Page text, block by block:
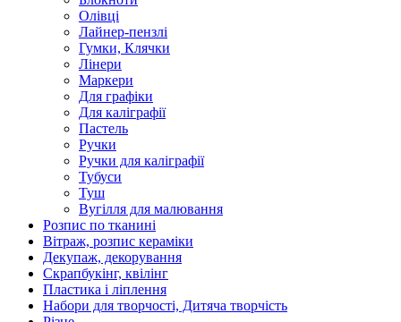
Олівці
Лайнер-пензлі
Гумки, Клячки
Лінери
Маркери
Для графіки
Для каліграфії
Пастель
Ручки
Ручки для каліграфії
Тубуси
Туш
Вугілля для малювання
Розпис по тканині
Вітраж, розпис кераміки
Декупаж, декорування
Скрапбукінг, квілінг
Пластика і ліплення
Набори для творчості, Дитяча творчість